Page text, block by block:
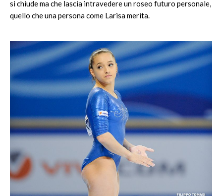
si chiude ma che lascia intravedere un roseo futuro personale,
quello che una persona come Larisa merita.